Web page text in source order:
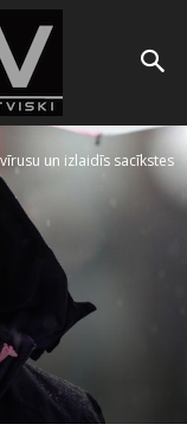
un izlaidīs sacīkstes